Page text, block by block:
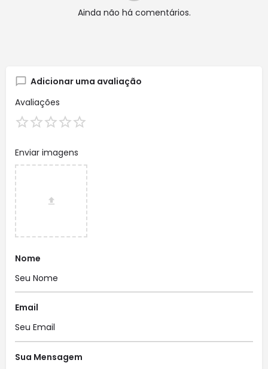
Ainda não há comentários.
Adicionar uma avaliação
Avaliações
Enviar imagens
Nome
Email
Sua Mensagem